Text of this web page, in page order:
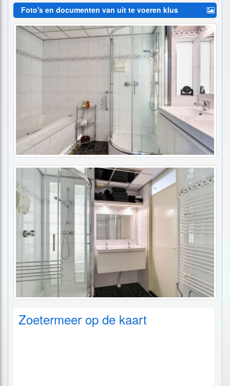
Foto's en documenten van uit te voeren klus
Zoetermeer op de kaart